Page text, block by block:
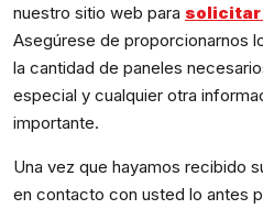
nuestro sitio web para solicitar
Asegúrese de proporcionarnos
la cantidad de paneles
especial y cualquier otra
importante.
Una vez que hayamos recibido
en contacto con usted lo antes